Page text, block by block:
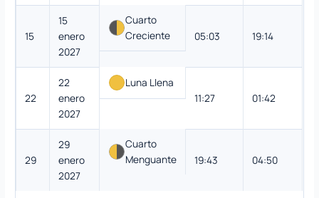
15
15
enero
2027
Cuarto
Creciente
05:03 19:14
22
22
enero
2027
Luna Llena
11:27
01:42
29
29
enero
2027
Cuarto
Menguante
19:43 04:50